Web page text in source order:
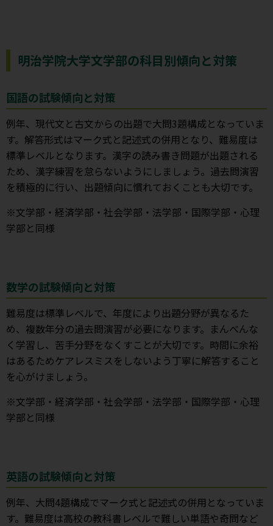
明治学院大学文学部の科目別傾向と対策
国語の試験傾向と対策
例年、現代文と古文からの出題で大問3題構成となっていま
す。解答形式はマーク式と記述式の併用となり、難易度は
標準レベルとなります。漢字の読み書き問題が出題される
ため、漢字練習を怠らないようにしましょう。過去問演習
を積極的に行い、出題傾向に慣れておくことも大切です。
※文学部・経済学部・社会学部・法学部・国際学部・心理
学部と同様
数学の試験傾向と対策
難易度は標準レベルで、年度により出題分野が異なるた
め、複数年分の過去問演習が必要になります。まんべんな
く学習し、苦手分野をなくすことが大切です。時間に余裕
はあるためケアレスミスをしないよう丁寧に解答すること
を心がけましょう。
※文学部・経済学部・社会学部・法学部・国際学部・心理
学部と同様
英語の試験傾向と対策
例年、大問4題構成でマーク式と記述式の併用となっていま
す。難易度は高校の教科書レベルで難しい単語や奇問など